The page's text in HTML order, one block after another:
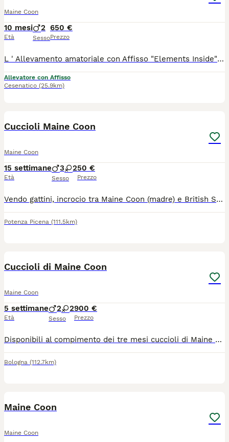
Maine Coon
10 mesi
Età
2
Sesso
650 €
Prezzo
L ' Allevamento amatoriale con Affisso "Elements Inside" Maine Coon Cattery , accetta prenotazioni per cuccioli.... Saranno ceduti al 90 giorno di nascita con : Pedigree AGI Libretto Sanitario Copie test genetici dei riproduttori Microchip Doppia vaccinazione Doppia sverminazione Contratto da Compagnia Siamo un piccolo allevamento con tanta voglia di fare.... Gattofili per passione mettiamo sempre al primo posto la salute dei nostri Mici che , condividono la casa insieme a noi. Infatti , è molto importante per un gatto vivere a contatto con gli esseri umani sin dai primi giorni di vita , questo contribuisce a consolidare un rapporto che durerà anche con i futuri padroni per sempre... Saremo inoltre molto disponibili ad accogliervi in Allevamento per vedere i cuccioli nelle loro fasi di crescita vicino ai loro genitori ..... NUOVA CUCCIOLATA NATA IL 28/09 Ultimo Cucciolo Rimasto: 1 Black tabby with white. ...inviatemi pure mess x info.....
Allevatore con Affisso
Cesenatico (25.9km)
Cuccioli Maine Coon
Maine Coon
15 settimane
Età
3 2
Sesso
50 €
Prezzo
Vendo gattini, incrocio tra Maine Coon (madre) e British Shorthair blu (padre). Nati il 25 aprile. Crescono in un ambiente familiare, in casa, sono ben socializzati, abituati ai cani, mangiano crocchette e cibo umido e usano regolarmente la lettiera. Sono stati sverminati. Disponibili tre maschi e due femmine. I maschi sono: uno blu, uno bianco e blu e uno nero. Le femmine sono di colore tartarugato.
Potenza Picena (111.5km)
Cuccioli di Maine Coon
Maine Coon
5 settimane
Età
2 2
Sesso
900 €
Prezzo
Disponibili al compimento dei tre mesi cuccioli di Maine Coon xxl Verranno consegnati con vaccini, sverminazioni, antiparassitari, kit cucciolo, certificato di buona salute. Pedigree da compagnia. Genitori testati Di proprietà Abituati al contatto con bambini, cani e simili, sono dolcissimi e coccoloni
Bologna (112.7km)
Maine Coon
Maine Coon